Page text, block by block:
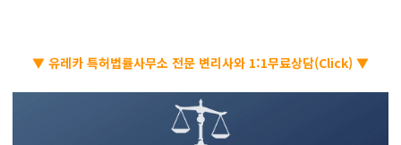
▼ 유레카 특허법률사무소 전문 변리사와 1:1무료상담(Click) ▼